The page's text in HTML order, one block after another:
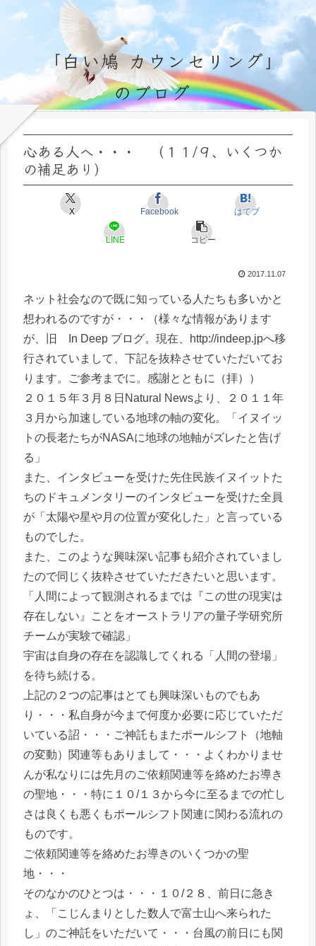
「白い鳩 カウンセリング」
のブログ
心ある人へ・・・ （１１/９、いくつか
の補足あり）
X Facebook はてブ
LINE コピー
2017.11.07
ネット社会なので既に知っている人たちも多いかと
想われるのですが・・・（様々な情報があります
が、旧 In Deep ブログ。現在、http://indeep.jpへ移
行されていまして、下記を抜粋させていただいてお
ります。ご参考までに。感謝とともに（拝））
２０１５年３月８日Natural Newsより、２０１１年
３月から加速している地球の軸の変化。「イヌイッ
トの長老たちがNASAに地球の地軸がズレたと告げ
る」
また、インタビューを受けた先住民族イヌイットた
ちのドキュメンタリーのインタビューを受けた全員
が「太陽や星や月の位置が変化した」と言っている
ものでした。
また、このような興味深い記事も紹介されていまし
たので同じく抜粋させていただきたいと思います。
「人間によって観測されるまでは『この世の現実は
存在しない』ことをオーストラリアの量子学研究所
チームが実験で確認」
宇宙は自身の存在を認識してくれる「人間の登場」
を待ち続ける。
上記の２つの記事はとても興味深いものでもあ
り・・・私自身が今まで何度か必要に応じていただ
いている詔・・・ご神託もまたポールシフト（地軸
の変動）関連等もありまして・・・よくわかりませ
んが私なりには先月のご依頼関連等を絡めたお導き
の聖地・・・特に１０/１３から今に至るまでの忙し
さは良くも悪くもポールシフト関連に関わる流れの
ものです。
ご依頼関連等を絡めたお導きのいくつかの聖
地・・・
そのなかのひとつは・・・１０/２８、前日に急き
ょ、「こじんまりとした数人で富士山へ来られた
し」のご神託をいただいて・・・台風の前日にも関